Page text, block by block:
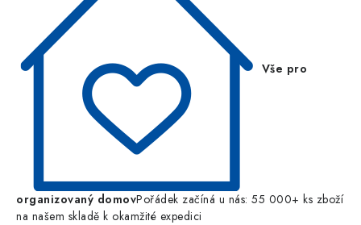
Vše pro
organizovaný domovPořádek začíná u nás: 55 000+ ks zboží
na našem skladě k okamžité expedici